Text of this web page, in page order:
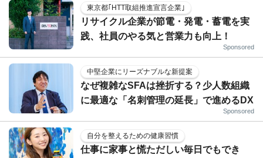
東京都｢HTT取組推進宣言企業｣
リサイクル企業が節電・発電・蓄電を実
践、社員のやる気と営業力も向上！
Sponsored
中堅企業にリーズナブルな新提案
なぜ複雑なSFAは挫折する？少人数組織
に最適な「名刺管理の延長」で進めるDX
Sponsored
自分を整えるための健康習慣
仕事に家事と慌ただしい毎日でもでき